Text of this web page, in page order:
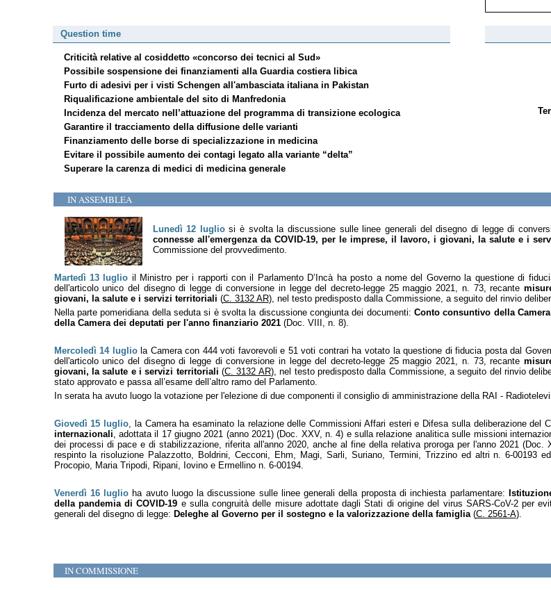
Question time
Criticità relative al cosiddetto «concorso dei tecnici al Sud»
Possibile sospensione dei finanziamenti alla Guardia costiera libica
Furto di adesivi per i visti Schengen all'ambasciata italiana in Pakistan
Riqualificazione ambientale del sito di Manfredonia
Incidenza del mercato nell’attuazione del programma di transizione ecologica
Garantire il tracciamento della diffusione delle varianti
Finanziamento delle borse di specializzazione in medicina
Evitare il possibile aumento dei contagi legato alla variante “delta”
Superare la carenza di medici di medicina generale
IN ASSEMBLEA
Lunedì 12 lugliosi è svolta la discussione sulle linee generali del disegno di legge di
connesse all'emergenza da COVID-19, per le imprese, il lavoro, i giovani, la salute e i
Commissione del provvedimento.
Martedì 13 luglio il Ministro per i rapporti con il Parlamento D’Incà ha posto a nome del Governo la questione di
dell'articolo unico del disegno di legge di conversione in legge del decreto-legge 25 maggio 2021, n. 73, recante
giovani, la salute e i servizi territoriali (C. 3132 AR), nel testo predisposto dalla Commissione, a seguito del rinvio
Nella parte pomeridiana della seduta si è svolta la discussione congiunta dei documenti: Conto consuntivo della
della Camera dei deputati per l'anno finanziario 2021(Doc. VIII, n. 8).
Mercoledì 14 lugliola Camera con 444 voti favorevoli e 51 voti contrari ha votato la questione di fiducia posta dal
dell'articolo unico del disegno di legge di conversione in legge del decreto-legge 25 maggio 2021, n. 73, recante
giovani, la salute e i servizi territoriali (C. 3132 AR), nel testo predisposto dalla Commissione, a seguito del rinvio
stato approvato e passa all’esame dell’altro ramo del Parlamento.
In serata ha avuto luogo la votazione per l'elezione di due componenti il consiglio di amministrazione della RAI -
Giovedì 15 luglio, la Camera ha esaminato la relazione delle Commissioni Affari esteri e Difesa sulla deliberazione del
internazionali, adottata il 17 giugno 2021 (anno 2021) (Doc. XXV, n. 4) e sulla relazione analitica sulle missioni
dei processi di pace e di stabilizzazione, riferita all'anno 2020, anche al fine della relativa proroga per l'anno 2021
respinto la risoluzione Palazzotto, Boldrini, Cecconi, Ehm, Magi, Sarli, Suriano, Termini, Trizzino ed altri n. 6-00193
Procopio, Maria Tripodi, Ripani, Iovino e Ermellino n. 6-00194.
Venerdì 16 luglio ha avuto luogo la discussione sulle linee generali della proposta di inchiesta parlamentare:
della pandemia di COVID-19 e sulla congruità delle misure adottate dagli Stati di origine del virus SARS-CoV-2 per
generali del disegno di legge: Deleghe al Governo per il sostegno e la valorizzazione della famiglia(C. 2561-A).
IN COMMISSIONE